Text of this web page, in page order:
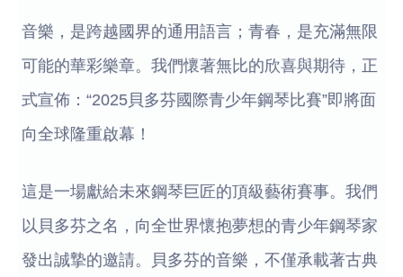
音樂，是跨越國界的通用語言；青春，是充滿無限
可能的華彩樂章。我們懷著無比的欣喜與期待，正
式宣佈：“2025貝多芬國際青少年鋼琴比賽”即將面
向全球隆重啟幕！
這是一場獻給未來鋼琴巨匠的頂級藝術賽事。我們
以貝多芬之名，向全世界懷抱夢想的青少年鋼琴家
發出誠摯的邀請。貝多芬的音樂，不僅承載著古典